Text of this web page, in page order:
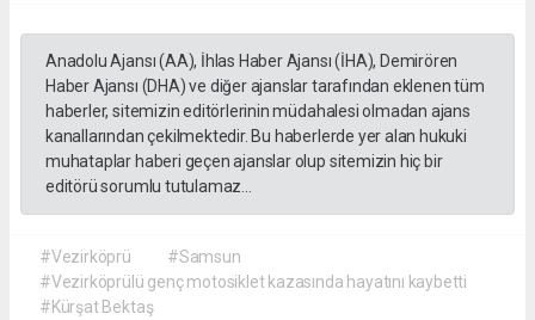
Anadolu Ajansı (AA), İhlas Haber Ajansı (İHA), Demirören
Haber Ajansı (DHA) ve diğer ajanslar tarafından eklenen tüm
haberler, sitemizin editörlerinin müdahalesi olmadan ajans
kanallarından çekilmektedir. Bu haberlerde yer alan hukuki
muhataplar haberi geçen ajanslar olup sitemizin hiç bir
editörü sorumlu tutulamaz...
#Vezirköprü
#Samsun
#Vezirköprülü genç motosiklet kazasında hayatını kaybetti
#Kürşat Bektaş